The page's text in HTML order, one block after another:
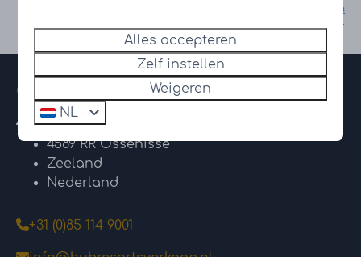
servicevoorwaarden
zijn van toepassing.
Contact
Kanaaldijk 74
4589 RR Ossenisse
Zeeland
Nederland
+31 (0)85 114 9001
Alles accepteren
Zelf instellen
Weigeren
NL